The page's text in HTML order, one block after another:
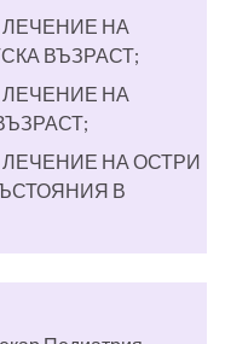
ЛЕЧЕНИЕ НА
ВЪЗРАСТ;
ЛЕЧЕНИЕ НА
ЛЕЧЕНИЕ НА ОСТРИ
В